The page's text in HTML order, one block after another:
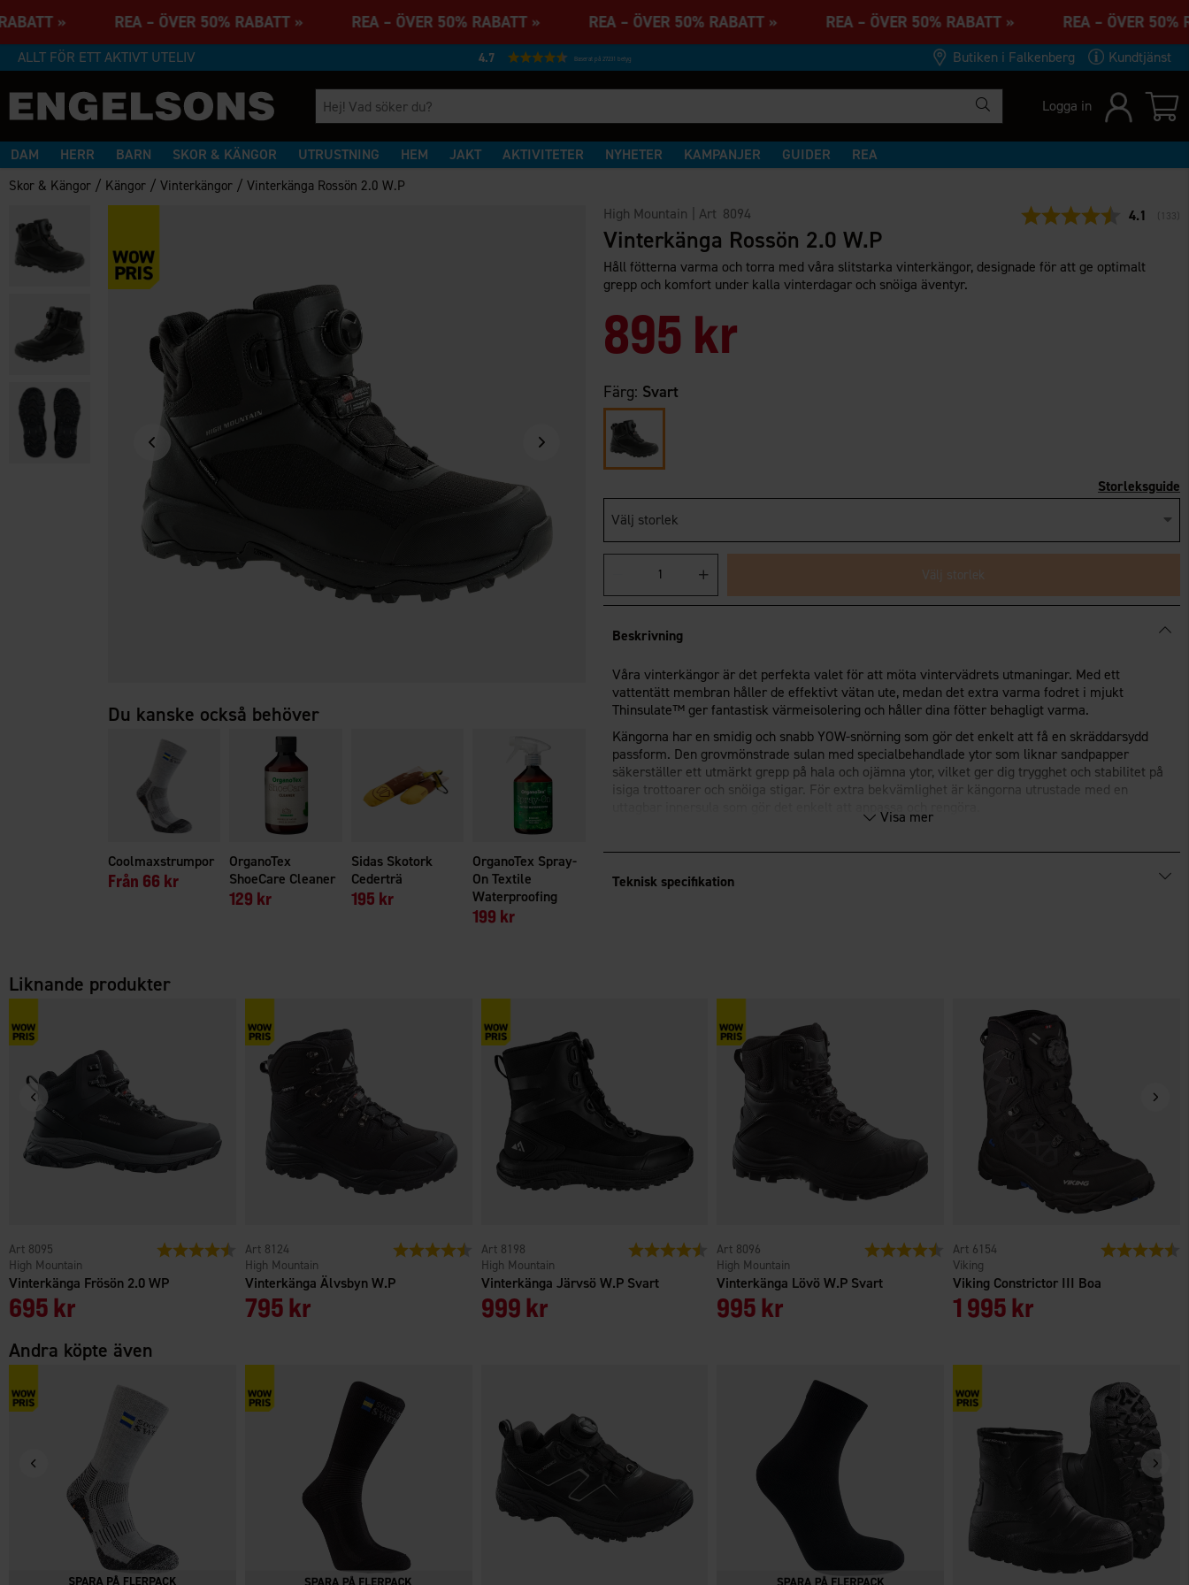
RABATT » REA – ÖVER 50% RABATT » REA – ÖVER 50% RABATT » REA – ÖVER 50% RABATT » REA – ÖVER 50% RABATT » REA – ÖVER
ALLT FÖR ETT AKTIVT UTELIV 4.7 Baserat på 27231 betyg Butiken i Falkenberg Kundtjänst
Logga in
DAM HERR BARN SKOR & KÄNGOR UTRUSTNING HEM JAKT AKTIVITETER NYHETER KAMPANJER GUIDER REA
Skor & Kängor / Kängor /Vinterkängor /Vinterkänga Rossön 2.0 W.P
Du kanske också behöver
Coolmaxstrumpor
Från 66 kr
OrganoTex
ShoeCare Cleaner
129 kr
Sidas Skotork
Cederträ
195 kr
OrganoTex Spray-
On Textile
Waterproofing
199 kr
High Mountain | Art 8094 4.1 ( 133
Vinterkänga Rossön 2.0 W.P
Håll fötterna varma och torra med våra slitstarka vinterkängor, designade för att ge optimalt
grepp och komfort under kalla vinterdagar och snöiga äventyr.
895 kr
Färg: Svart
Storleksguide
Välj storlek
Välj storlek
Beskrivning
Våra vinterkängor är det perfekta valet för att möta vintervädrets utmaningar. Med ett
vattentätt membran håller de effektivt vätan ute, medan det extra varma fodret i mjukt
Thinsulate™ ger fantastisk värmeisolering och håller dina fötter behagligt varma.
Kängorna har en smidig och snabb YOW-snörning som gör det enkelt att få en skräddarsydd
passform. Den grovmönstrade sulan med specialbehandlade ytor som liknar sandpapper
säkerställer ett utmärkt grepp på hala och ojämna ytor, vilket ger dig trygghet och stabilitet på
isiga trottoarer och snöiga stigar. För extra bekvämlighet är kängorna utrustade med en
Visa mer
Teknisk specifikation
Liknande produkter
Vinterkänga Frösön 2.0 WP
High Mountain
8095
695 kr
Betyg: 4.3 utav 5 stjärnor
Vinterkänga Älvsbyn W.P
High Mountain
8124
795 kr
Betyg: 4.3 utav 5 stjärnor
Vinterkänga Järvsö W.P Svart
High Mountain
8198
999 kr
Betyg: 4.4 utav 5 stjärnor
Vinterkänga Lövö W.P Svart
High Mountain
8096
995 kr
Betyg: 4.6 utav 5 stjärnor
Viking Constrictor III Boa
Viking
6154
1 995 kr
Betyg:
Andra köpte även